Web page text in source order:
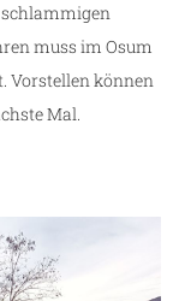
schlammigen
muss im Osum
Vorstellen können
Mal.